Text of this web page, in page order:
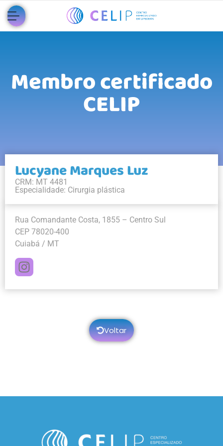
Membro certificado
CELIP
Lucyane Marques Luz
CRM: MT 4481
Especialidade: Cirurgia plástica
Rua Comandante Costa, 1855 – Centro Sul
CEP 78020-400
Cuiabá / MT
Voltar